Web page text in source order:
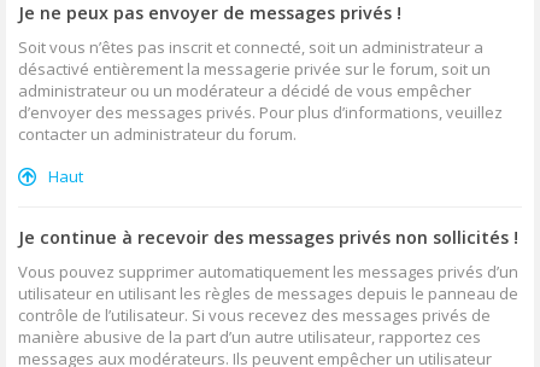
Je ne peux pas envoyer de messages privés !
Soit vous n’êtes pas inscrit et connecté, soit un administrateur a
désactivé entièrement la messagerie privée sur le forum, soit un
administrateur ou un modérateur a décidé de vous empêcher
d’envoyer des messages privés. Pour plus d’informations, veuillez
contacter un administrateur du forum.
Haut
Je continue à recevoir des messages privés non sollicités !
Vous pouvez supprimer automatiquement les messages privés d’un
utilisateur en utilisant les règles de messages depuis le panneau de
contrôle de l’utilisateur. Si vous recevez des messages privés de
manière abusive de la part d’un autre utilisateur, rapportez ces
messages aux modérateurs. Ils peuvent empêcher un utilisateur